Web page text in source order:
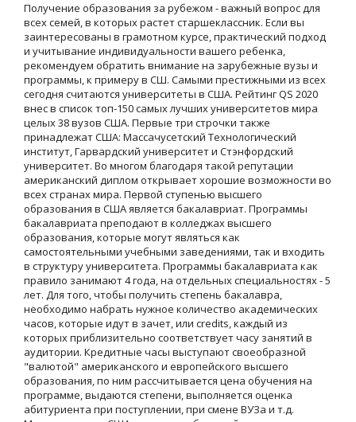
Получение образования за рубежом - важный вопрос для
всех семей, в которых растет старшеклассник. Если вы
заинтересованы в грамотном курсе, практический подход
и учитывание индивидуальности вашего ребенка,
рекомендуем обратить внимание на зарубежные вузы и
программы, к примеру в СШ. Самыми престижными из всех
сегодня считаются университеты в США. Рейтинг QS 2020
внес в список топ-150 самых лучших университетов мира
целых 38 вузов США. Первые три строчки также
принадлежат США: Массачусетский Технологический
институт, Гарвардский университет и Стэнфордский
университет. Во многом благодаря такой репутации
американский диплом открывает хорошие возможности во
всех странах мира. Первой ступенью высшего
образования в США является бакалавриат. Программы
бакалавриата преподают в колледжах высшего
образования, которые могут являться как
самостоятельными учебными заведениями, так и входить
в структуру университета. Программы бакалавриата как
правило занимают 4 года, на отдельных специальностях - 5
лет. Для того, чтобы получить степень бакалавра,
необходимо набрать нужное количество академических
часов, которые идут в зачет, или credits, каждый из
которых приблизительно соответствует часу занятий в
аудитории. Кредитные часы выступают своеобразной
"валютой" американского и европейского высшего
образования, по ним рассчитывается цена обучения на
программе, выдаются степени, выполняется оценка
абитуриента при поступлении, при смене ВУЗа и т.д.